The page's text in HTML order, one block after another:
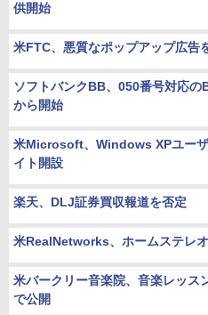
供開始
米FTC、悪質なポップアップ広告
ソフトバンクBB、050番号対応の
から開始
米Microsoft、Windows XPユー
イト開設
楽天、DLJ証券買収報道を否定
米RealNetworks、ホームステレ
米バークリー音楽院、音楽レッス
で公開